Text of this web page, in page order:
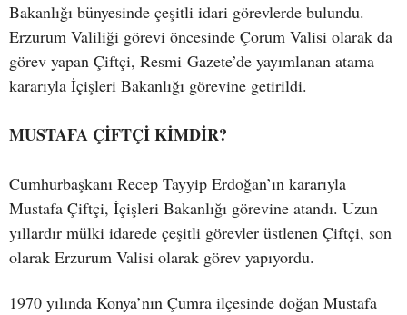
Bakanlığı bünyesinde çeşitli idari görevlerde bulundu.
Erzurum Valiliği görevi öncesinde Çorum Valisi olarak da
görev yapan Çiftçi, Resmi Gazete’de yayımlanan atama
kararıyla İçişleri Bakanlığı görevine getirildi.
MUSTAFA ÇİFTÇİ KİMDİR?
Cumhurbaşkanı Recep Tayyip Erdoğan’ın kararıyla
Mustafa Çiftçi, İçişleri Bakanlığı görevine atandı. Uzun
yıllardır mülki idarede çeşitli görevler üstlenen Çiftçi, son
olarak Erzurum Valisi olarak görev yapıyordu.
1970 yılında Konya’nın Çumra ilçesinde doğan Mustafa